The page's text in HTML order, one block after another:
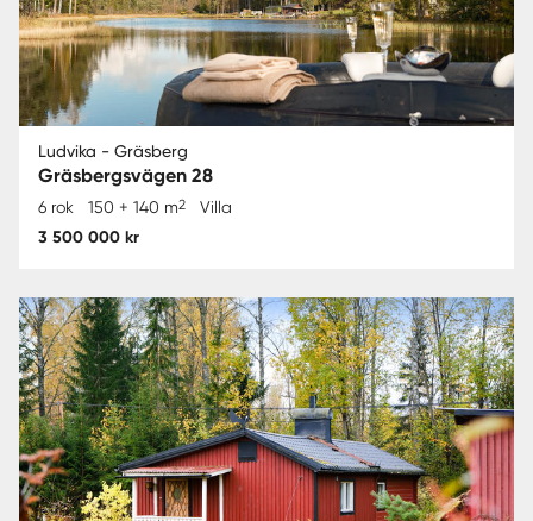
Ludvika - Gräsberg
Gräsbergsvägen 28
6 rok 150 + 140 m2 Villa
3 500 000 kr